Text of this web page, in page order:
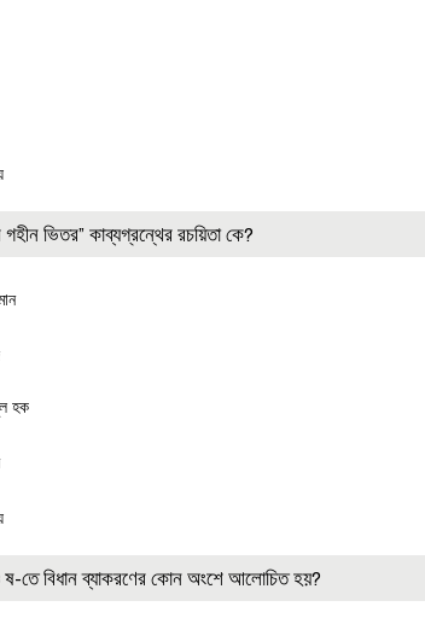
গহীন ভিতর” কাব্যগ্রন্থের রচয়িতা কে?
হক
তে বিধান ব্যাকরণের কোন অংশে আলোচিত হয়?